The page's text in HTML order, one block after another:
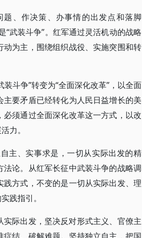
、作决策、办事情的出发点和落脚
“武装斗争”。红军通过灵活机动的战略
为主，围绕组织战役、实施突围和转
斗争”转变为“全面深化改革”，以全面
要矛盾已经转化为人民日益增长的美
须通过全面深化改革这一方式，以改
力。
主、实事求是，一切从实际出发的精
论。从红军长征中武装斗争的战略调
方式，不变的是一切从实际出发、理
践指引。
际出发，坚决反对形式主义、官僚主